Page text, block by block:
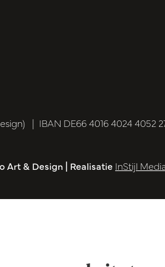
| IBAN DE66 4016 4024 4052
Art & Design | Realisatie InStijl